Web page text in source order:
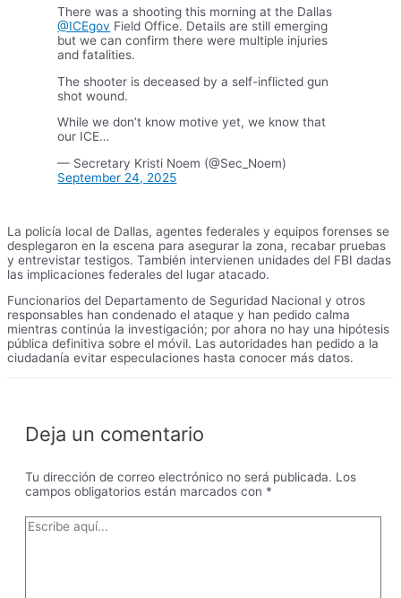
There was a shooting this morning at the Dallas
@ICEgov Field Office. Details are still emerging
but we can confirm there were multiple injuries
and fatalities.
The shooter is deceased by a self-inflicted gun
shot wound.
While we don’t know motive yet, we know that
our ICE…
— Secretary Kristi Noem (@Sec_Noem)
September 24, 2025
La policía local de Dallas, agentes federales y equipos forenses se
desplegaron en la escena para asegurar la zona, recabar pruebas
y entrevistar testigos. También intervienen unidades del FBI dadas
las implicaciones federales del lugar atacado.
Funcionarios del Departamento de Seguridad Nacional y otros
responsables han condenado el ataque y han pedido calma
mientras continúa la investigación; por ahora no hay una hipótesis
pública definitiva sobre el móvil. Las autoridades han pedido a la
ciudadanía evitar especulaciones hasta conocer más datos.
Deja un comentario
Tu dirección de correo electrónico no será publicada. Los
campos obligatorios están marcados con *
Escribe